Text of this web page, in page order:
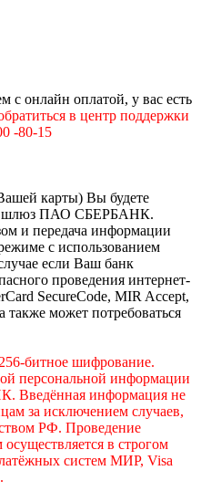
с онлайн оплатой, у вас есть
в центр поддержки
-80-15
карты) Вы будете
шлюз ПАО СБЕРБАНК.
и передача информации
с использованием
если Ваш банк
проведения интернет-
SecureCode, MIR Accept,
также может потребоваться
битное шифрование.
персональной информации
Введённая информация не
за исключением случаев,
РФ. Проведение
в строгом
систем МИР, Visa